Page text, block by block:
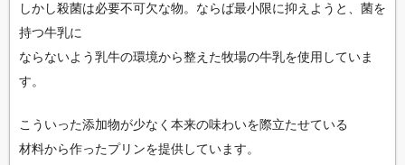
しかし殺菌は必要不可欠な物。ならば最小限に抑えようと、菌を
持つ牛乳に
ならないよう乳牛の環境から整えた牧場の牛乳を使用していま
す。
こういった添加物が少なく本来の味わいを際立たせている
材料から作ったプリンを提供しています。